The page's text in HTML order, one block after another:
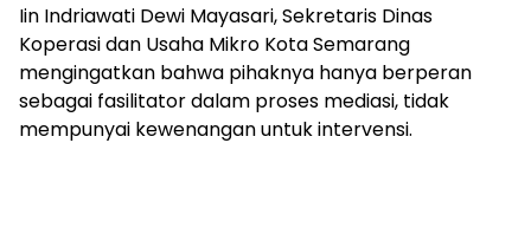
Iin Indriawati Dewi Mayasari, Sekretaris Dinas
Koperasi dan Usaha Mikro Kota Semarang
mengingatkan bahwa pihaknya hanya berperan
sebagai fasilitator dalam proses mediasi, tidak
mempunyai kewenangan untuk intervensi.